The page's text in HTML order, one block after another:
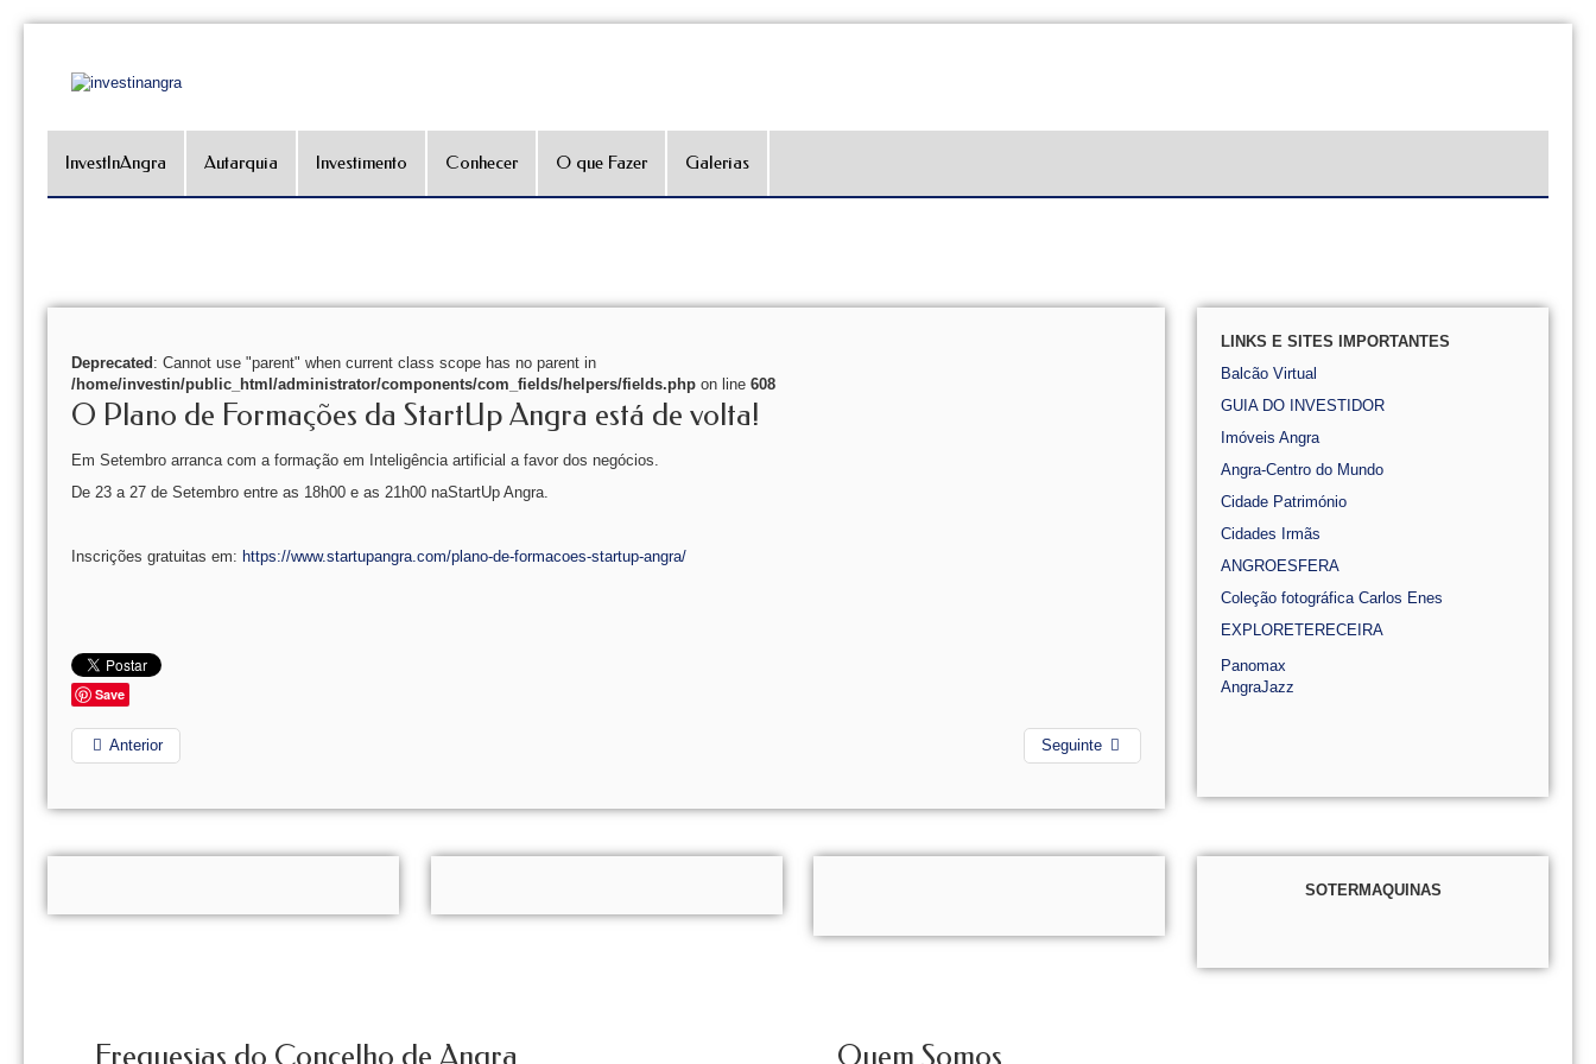
InvestInAngra Autarquia Investimento Conhecer O que Fazer Galerias
Deprecated : Cannot use "parent" when current class scope has no parent in
/home/investin/public_html/administrator/components/com_fields/helpers/fields.php on line 608
O Plano de Formações da StartUp Angra está de volta!
Em Setembro arranca com a formação em Inteligência artificial a favor dos negócios.
De 23 a 27 de Setembro entre as 18h00 e as 21h00 naStartUp Angra.
Inscrições gratuitas em: https://www.startupangra.com/plano-de-formacoes-startup-angra/
Save
Anterior Seguinte
LINKS E SITES IMPORTANTES
Balcão Virtual
GUIA DO INVESTIDOR
Imóveis Angra
Angra-Centro do Mundo
Cidade Património
Cidades Irmãs
ANGROESFERA
Coleção fotográfica Carlos Enes
EXPLORETERECEIRA
Panomax
AngraJazz
SOTERMAQUINAS
Freguesias do Concelho de Angra Quem Somos